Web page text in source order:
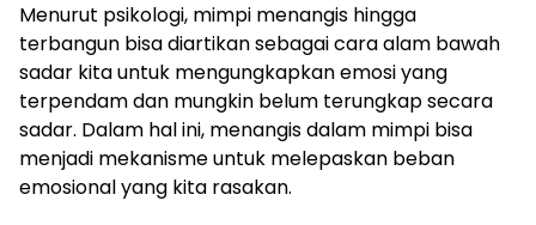
Menurut psikologi, mimpi menangis hingga
terbangun bisa diartikan sebagai cara alam bawah
sadar kita untuk mengungkapkan emosi yang
terpendam dan mungkin belum terungkap secara
sadar. Dalam hal ini, menangis dalam mimpi bisa
menjadi mekanisme untuk melepaskan beban
emosional yang kita rasakan.